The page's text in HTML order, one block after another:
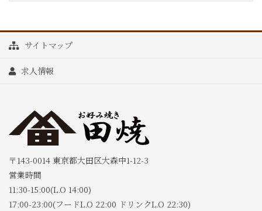
サイトマップ
求人情報
〒143-0014 東京都大田区大森中1-12-3
営業時間
11:30-15:00(L.O 14:00)
17:00-23:00(フードL.O 22:00 ドリンクL.O 22:30)